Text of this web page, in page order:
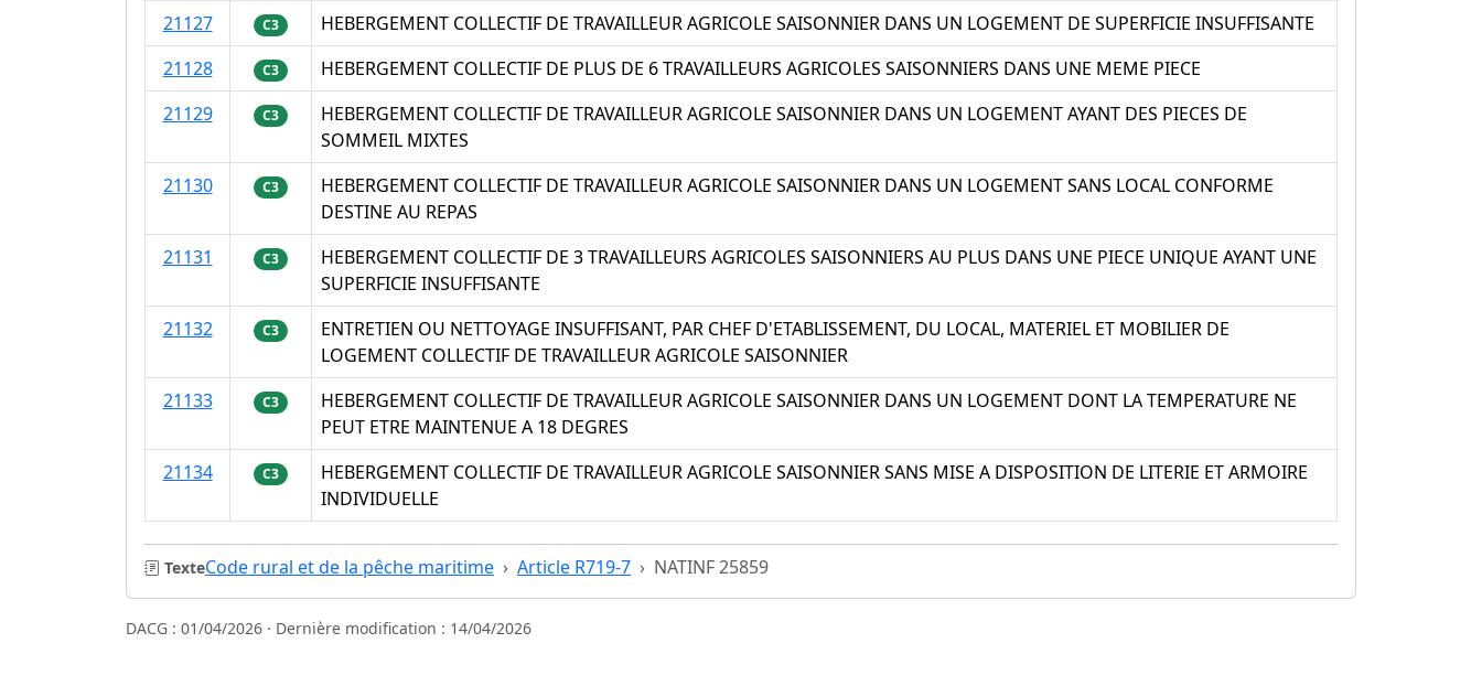
21127
C3
HEBERGEMENT COLLECTIF DE TRAVAILLEUR AGRICOLE SAISONNIER DANS UN LOGEMENT DE SUPERFICIE INSUFFISANTE
21128
C3
HEBERGEMENT COLLECTIF DE PLUS DE 6 TRAVAILLEURS AGRICOLES SAISONNIERS DANS UNE MEME PIECE
21129
C3
HEBERGEMENT COLLECTIF DE TRAVAILLEUR AGRICOLE SAISONNIER DANS UN LOGEMENT AYANT DES PIECES DE
SOMMEIL MIXTES
21130
C3
HEBERGEMENT COLLECTIF DE TRAVAILLEUR AGRICOLE SAISONNIER DANS UN LOGEMENT SANS LOCAL CONFORME
DESTINE AU REPAS
21131
C3
HEBERGEMENT COLLECTIF DE 3 TRAVAILLEURS AGRICOLES SAISONNIERS AU PLUS DANS UNE PIECE UNIQUE AYANT UNE
SUPERFICIE INSUFFISANTE
21132
C3
ENTRETIEN OU NETTOYAGE INSUFFISANT, PAR CHEF D'ETABLISSEMENT, DU LOCAL, MATERIEL ET MOBILIER DE
LOGEMENT COLLECTIF DE TRAVAILLEUR AGRICOLE SAISONNIER
21133
C3
HEBERGEMENT COLLECTIF DE TRAVAILLEUR AGRICOLE SAISONNIER DANS UN LOGEMENT DONT LA TEMPERATURE NE
PEUT ETRE MAINTENUE A 18 DEGRES
21134
C3
HEBERGEMENT COLLECTIF DE TRAVAILLEUR AGRICOLE SAISONNIER SANS MISE A DISPOSITION DE LITERIE ET ARMOIRE
INDIVIDUELLE
TexteCode rural et de la pêche maritime Article R719-7 NATINF 25859
DACG : 01/04/2026 · Dernière modification : 14/04/2026